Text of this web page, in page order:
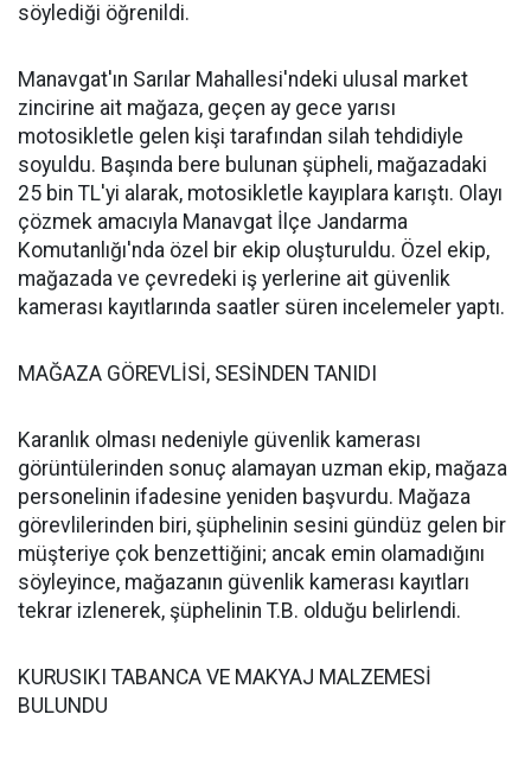
söylediği öğrenildi.
Manavgat'ın Sarılar Mahallesi'ndeki ulusal market
zincirine ait mağaza, geçen ay gece yarısı
motosikletle gelen kişi tarafından silah tehdidiyle
soyuldu. Başında bere bulunan şüpheli, mağazadaki
25 bin TL'yi alarak, motosikletle kayıplara karıştı. Olayı
çözmek amacıyla Manavgat İlçe Jandarma
Komutanlığı'nda özel bir ekip oluşturuldu. Özel ekip,
mağazada ve çevredeki iş yerlerine ait güvenlik
kamerası kayıtlarında saatler süren incelemeler yaptı.
MAĞAZA GÖREVLİSİ, SESİNDEN TANIDI
Karanlık olması nedeniyle güvenlik kamerası
görüntülerinden sonuç alamayan uzman ekip, mağaza
personelinin ifadesine yeniden başvurdu. Mağaza
görevlilerinden biri, şüphelinin sesini gündüz gelen bir
müşteriye çok benzettiğini; ancak emin olamadığını
söyleyince, mağazanın güvenlik kamerası kayıtları
tekrar izlenerek, şüphelinin T.B. olduğu belirlendi.
KURUSIKI TABANCA VE MAKYAJ MALZEMESİ
BULUNDU